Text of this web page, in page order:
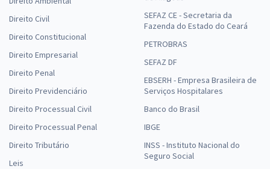
Direito Civil
Direito Constitucional
Direito Empresarial
Direito Penal
Direito Previdenciário
Direito Processual Civil
Direito Processual Penal
Direito Tributário
Leis
SEFAZ CE - Secretaria da
Fazenda do Estado do Ceará
PETROBRAS
SEFAZ DF
EBSERH - Empresa Brasileira de
Serviços Hospitalares
Banco do Brasil
IBGE
INSS - Instituto Nacional do
Seguro Social